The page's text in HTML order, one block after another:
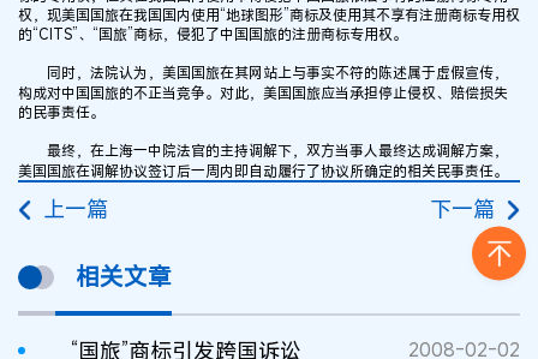
权，现美国国旅在我国国内使用“地球图形”商标及使用其不享有注册商标专用权
的“CITS”、“国旅”商标，侵犯了中国国旅的注册商标专用权。
同时，法院认为，美国国旅在其网站上与事实不符的陈述属于虚假宣传，
构成对中国国旅的不正当竞争。对此，美国国旅应当承担停止侵权、赔偿损失
的民事责任。
最终，在上海一中院法官的主持调解下，双方当事人最终达成调解方案，
美国国旅在调解协议签订后一周内即自动履行了协议所确定的相关民事责任。
上一篇 下一篇
相关文章
“国旅”商标引发跨国诉讼 2008-02-02